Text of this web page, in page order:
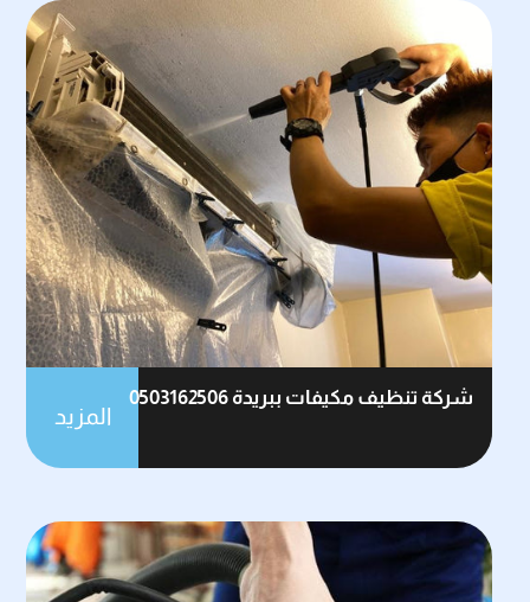
شركة تنظيف مكيفات ببريدة 0503162506
المزيد